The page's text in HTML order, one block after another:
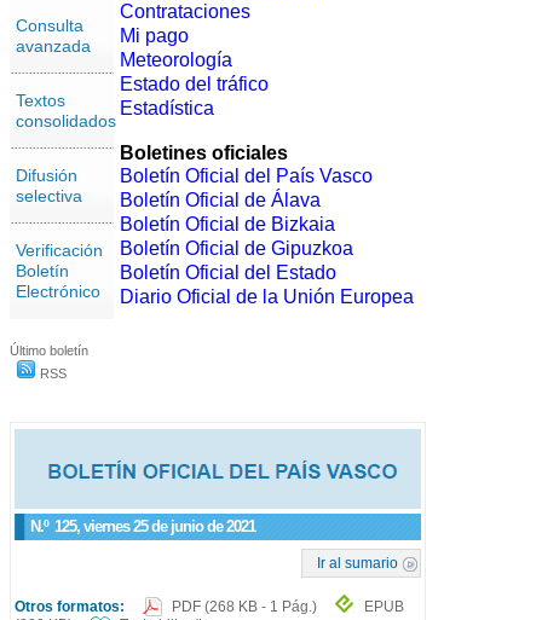
Consulta
avanzada
Textos
consolidados
Difusión
selectiva
Verificación
Boletín
Electrónico
Último boletín
RSS
N.º 125, viernes 25 de junio de 2021
Ir al sumario
Otros formatos: PDF (268 KB - 1 Pág.)
EPUB
Contrataciones
Mi pago
Meteorología
Estado del tráfico
Estadística
Boletines oficiales
Boletín Oficial del País Vasco
Boletín Oficial de Álava
Boletín Oficial de Bizkaia
Boletín Oficial de Gipuzkoa
Boletín Oficial del Estado
Diario Oficial de la Unión Europea